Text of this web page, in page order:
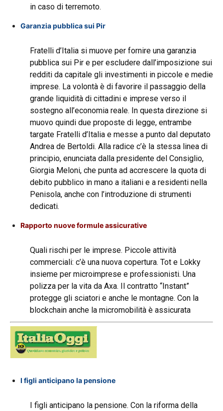
in caso di terremoto.
Garanzia pubblica sui Pir
Fratelli d’Italia si muove per fornire una garanzia
pubblica sui Pir e per escludere dall’imposizione sui
redditi da capitale gli investimenti in piccole e medie
imprese. La volontà è di favorire il passaggio della
grande liquidità di cittadini e imprese verso il
sostegno all’economia reale. In questa direzione si
muovo quindi due proposte di legge, entrambe
targate Fratelli d’Italia e messe a punto dal deputato
Andrea de Bertoldi. Alla radice c’è la stessa linea di
principio, enunciata dalla presidente del Consiglio,
Giorgia Meloni, che punta ad accrescere la quota di
debito pubblico in mano a italiani e a residenti nella
Penisola, anche con l’introduzione di strumenti
dedicati.
Rapporto nuove formule assicurative
Quali rischi per le imprese. Piccole attività
commerciali: c’è una nuova copertura. Tot e Lokky
insieme per microimprese e professionisti. Una
polizza per la vita da Axa. Il contratto “Instant”
protegge gli sciatori e anche le montagne. Con la
blockchain anche la micromobilità è assicurata
I figli anticipano la pensione
I figli anticipano la pensione. Con la riforma della